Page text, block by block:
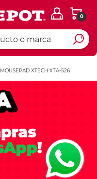
0
MOUSEPAD XTECH XTA-526
Ingresar Codigo